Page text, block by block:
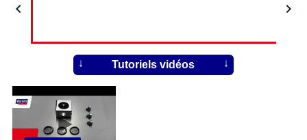
 
Tutoriels vidéos